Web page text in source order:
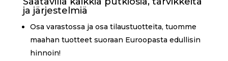
ja järjestelmiä
Osa varastossa ja osa tilaustuotteita, tuomme
maahan tuotteet suoraan Euroopasta edullisin
hinnoin!